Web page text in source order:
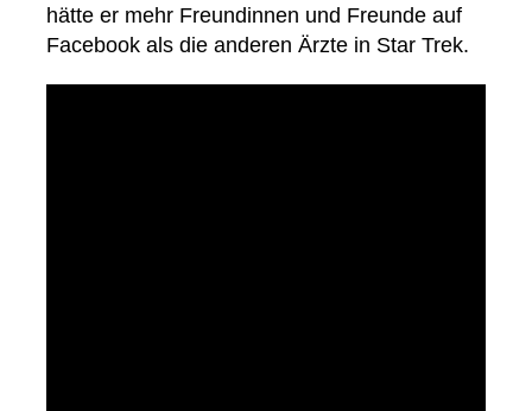
hätte er mehr Freundinnen und Freunde auf
Facebook als die anderen Ärzte in Star Trek.